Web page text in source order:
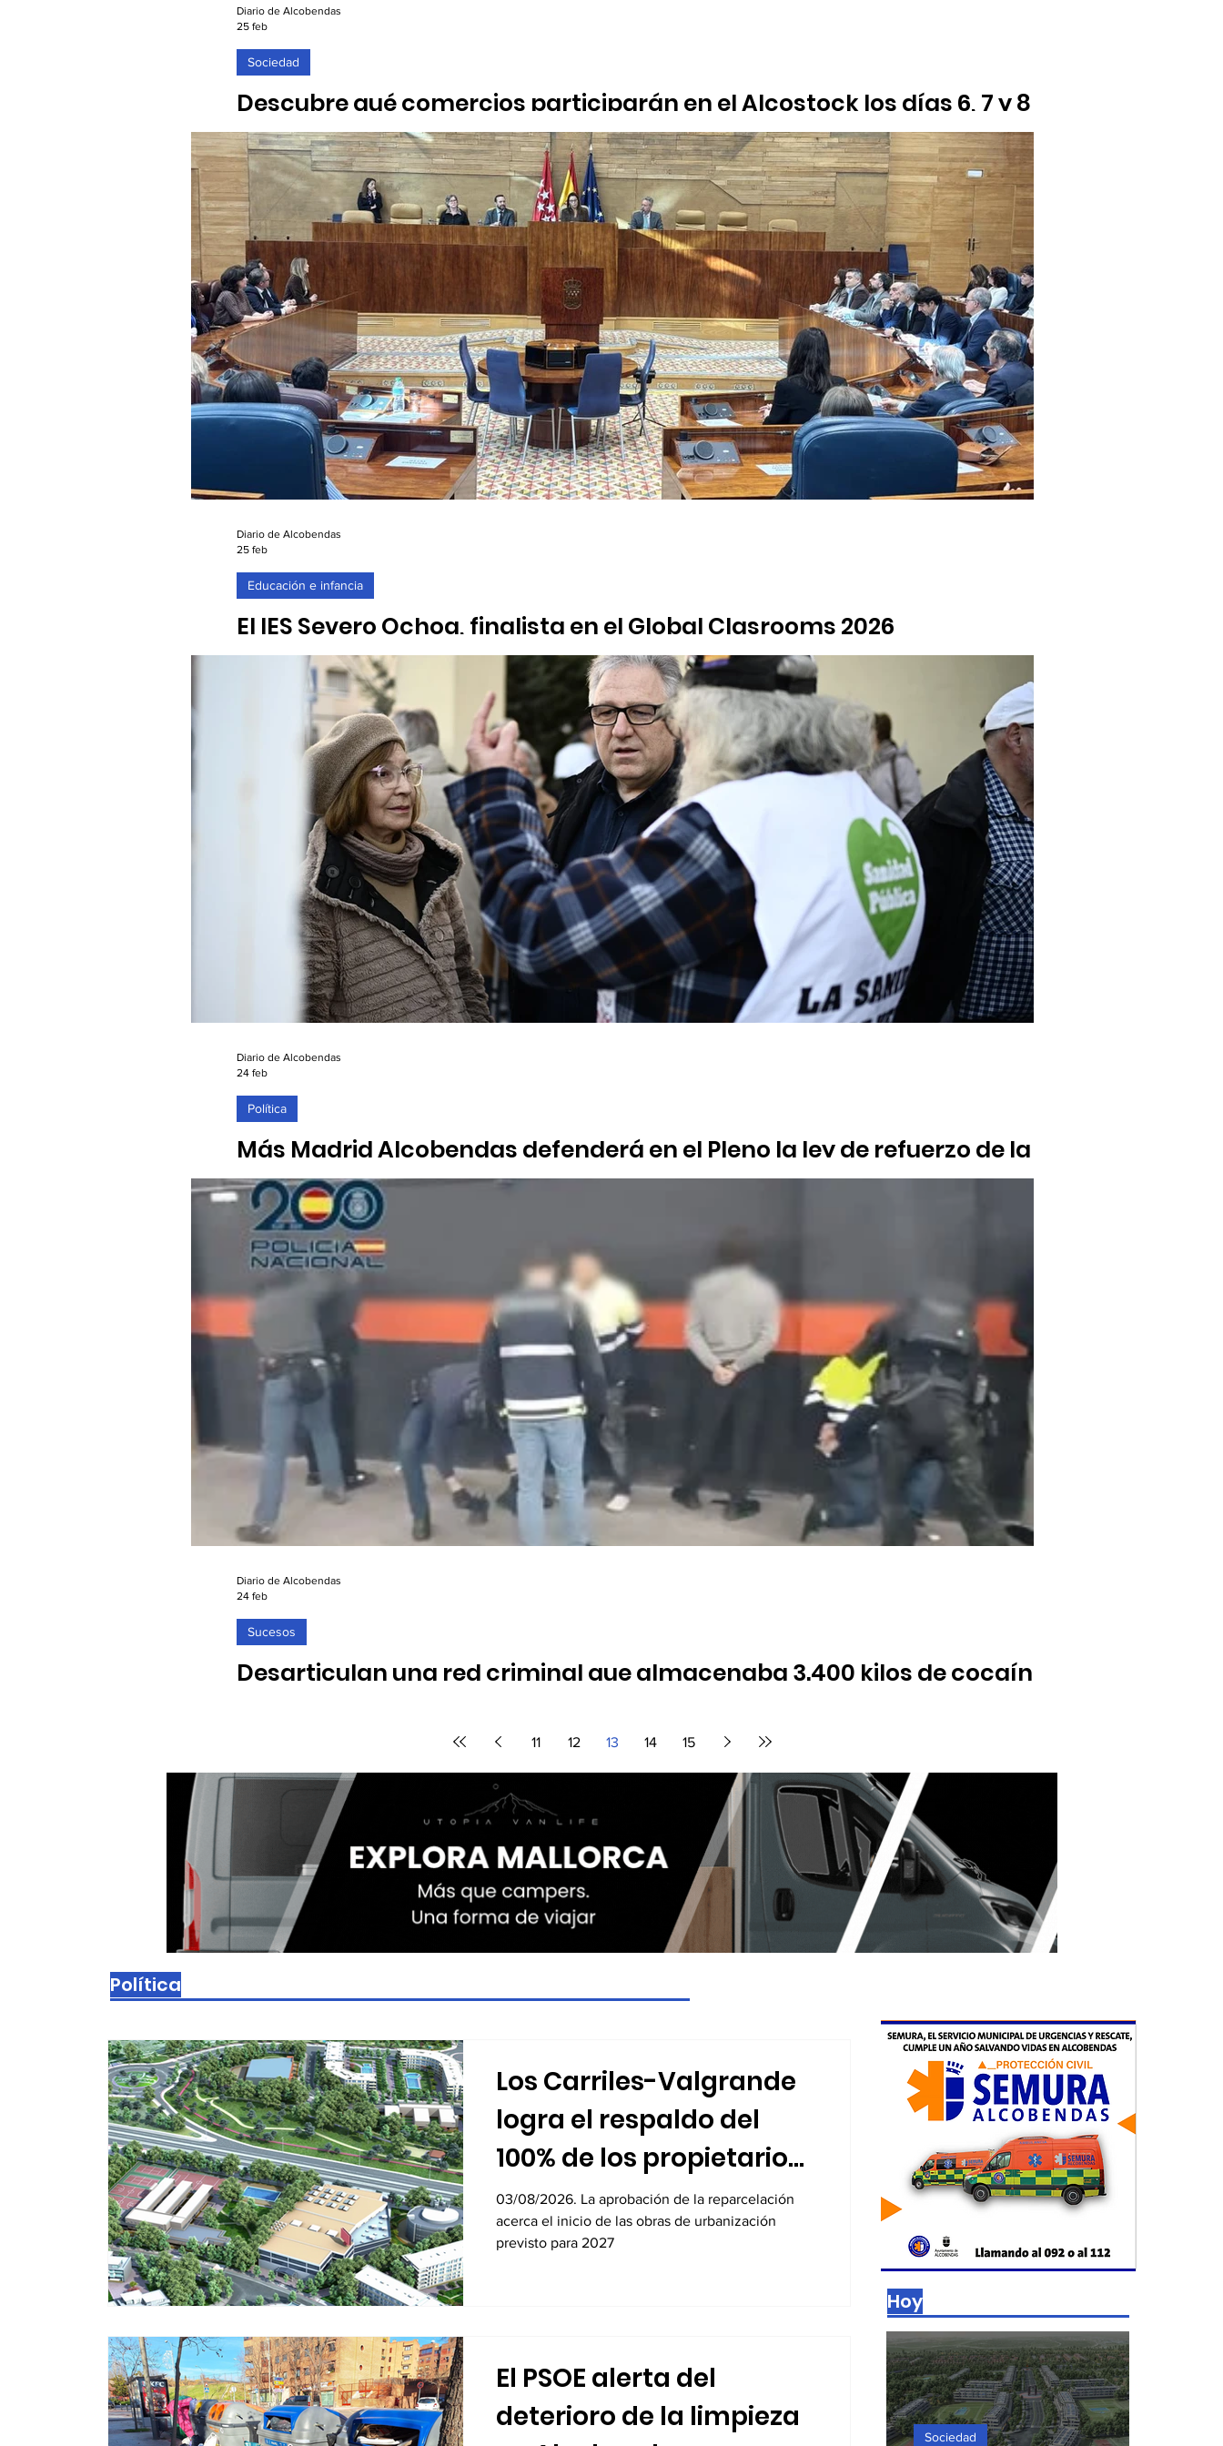
Descubre qué comercios participarán en el Alcostock los días 6, 7 y 8 de
marzo
25/02/2026. El mítico evento comercial de Alcobendas reunirá a 17 establecimientos locales y este año los vecinos podrán escuchar
música en directo y participar en talleres, desgustaciones y un sorteo
Sociedad
Diario de Alcobendas
25 feb
El IES Severo Ochoa, finalista en el Global Clasrooms 2026
25/02/2026. Cinco parejas de alumnos del programa de debate escolar en lengua inglesa de la Comunidad de Madrid, acudirán a
Nueva York para participar en la gran final
Educación e infancia
Diario de Alcobendas
25 feb
Más Madrid Alcobendas defenderá en el Pleno la ley de refuerzo de la
sanidad pública
24/2/2026. El grupo municipal presenta un acto declarativo para respaldar el anteproyecto impulsado por el Ministerio de Sanidad
Política
Diario de Alcobendas
24 feb
Desarticulan una red criminal que almacenaba 3.400 kilos de cocaína
24/02/2026. Se han intervenido armas de guerra y vehículos modificados utilizados para transportar la droga desde Andalucía
Sucesos
Diario de Alcobendas
24 feb
11 12 13 14 15
Política
Los Carriles-Valgrande
logra el respaldo del
100% de los propietarios
para sus 8.600 viviendas
03/08/2026. La aprobación de la reparcelación
acerca el inicio de las obras de urbanización
previsto para 2027
El PSOE alerta del
deterioro de la limpieza
Sociedad
Hoy